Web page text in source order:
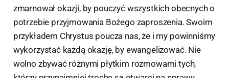
zmarnował okazji, by pouczyć wszystkich obecnych o
potrzebie przyjmowania Bożego zaproszenia. Swoim
przykładem Chrystus poucza nas, że i my powinniśmy
wykorzystać każdą okazję, by ewangelizować. Nie
wolno zbywać różnymi płytkim rozmowami tych,